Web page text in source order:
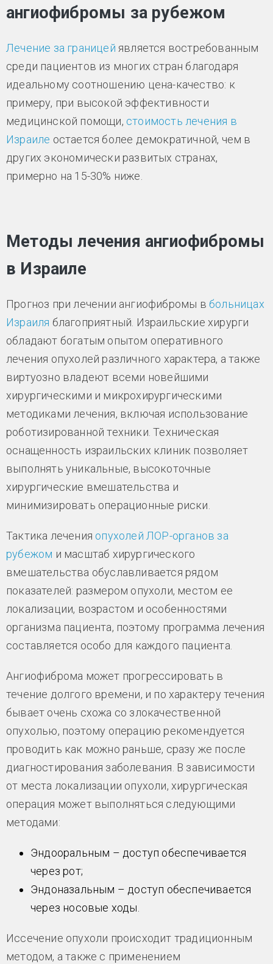
ангиофибромы за рубежом
Лечение за границей является востребованным
среди пациентов из многих стран благодаря
идеальному соотношению цена-качество: к
примеру, при высокой эффективности
медицинской помощи, стоимость лечения в
Израиле остается более демократичной, чем в
других экономически развитых странах,
примерно на 15-30% ниже.
Методы лечения ангиофибромы
в Израиле
Прогноз при лечении ангиофибромы в больницах
Израиля благоприятный. Израильские хирурги
обладают богатым опытом оперативного
лечения опухолей различного характера, а также
виртуозно владеют всеми новейшими
хирургическими и микрохирургическими
методиками лечения, включая использование
роботизированной техники. Техническая
оснащенность израильских клиник позволяет
выполнять уникальные, высокоточные
хирургические вмешательства и
минимизировать операционные риски.
Тактика лечения опухолей ЛОР-органов за
рубежом и масштаб хирургического
вмешательства обуславливается рядом
показателей: размером опухоли, местом ее
локализации, возрастом и особенностями
организма пациента, поэтому программа лечения
составляется особо для каждого пациента.
Ангиофиброма может прогрессировать в
течение долгого времени, и по характеру течения
бывает очень схожа со злокачественной
опухолью, поэтому операцию рекомендуется
проводить как можно раньше, сразу же после
диагностирования заболевания. В зависимости
от места локализации опухоли, хирургическая
операция может выполняться следующими
методами:
Эндооральным – доступ обеспечивается
через рот;
Эндоназальным – доступ обеспечивается
через носовые ходы.
Иссечение опухоли происходит традиционным
методом, а также с применением